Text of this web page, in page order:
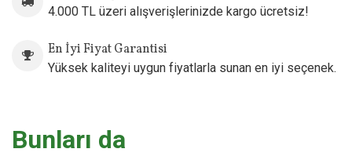
4.000 TL üzeri alışverişlerinizde kargo ücretsiz!
En İyi Fiyat Garantisi
Yüksek kaliteyi uygun fiyatlarla sunan en iyi seçenek.
Bunları da